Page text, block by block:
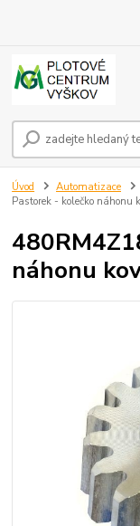
Úvod Automatizace
Pastorek - kolečko náhonu
náhonu